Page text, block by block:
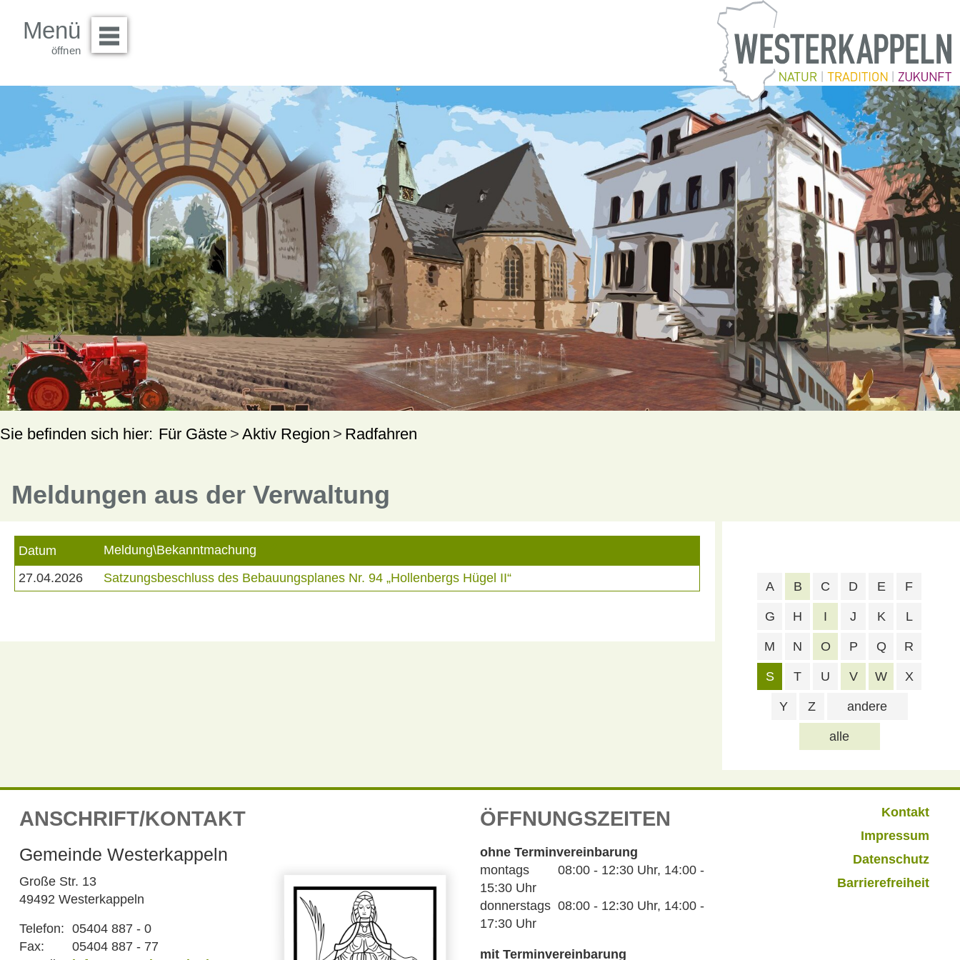
Menü
Für Gäste Aktiv Region Radfahren
Meldungen aus der Verwaltung
Datum
Meldung\Bekanntmachung
27.04.2026
Satzungsbeschluss des Bebauungsplanes Nr. 94 „Hollenbergs Hügel II“
alle
A B C D E F
G H I J K L
M N O P Q R
S T U V W X
Y Z andere
ANSCHRIFT/KONTAKT
Gemeinde Westerkappeln
Große Str. 13
49492 Westerkappeln
Telefon: 05404 887 - 0
Fax:
05404 887 - 77
ÖFFNUNGSZEITEN
ohne Terminvereinbarung
montags 08:00 - 12:30 Uhr, 14:00 -
15:30 Uhr
donnerstags 08:00 - 12:30 Uhr, 14:00 -
17:30 Uhr
mit Terminvereinbarung
Kontakt
Impressum
Datenschutz
Barrierefreiheit